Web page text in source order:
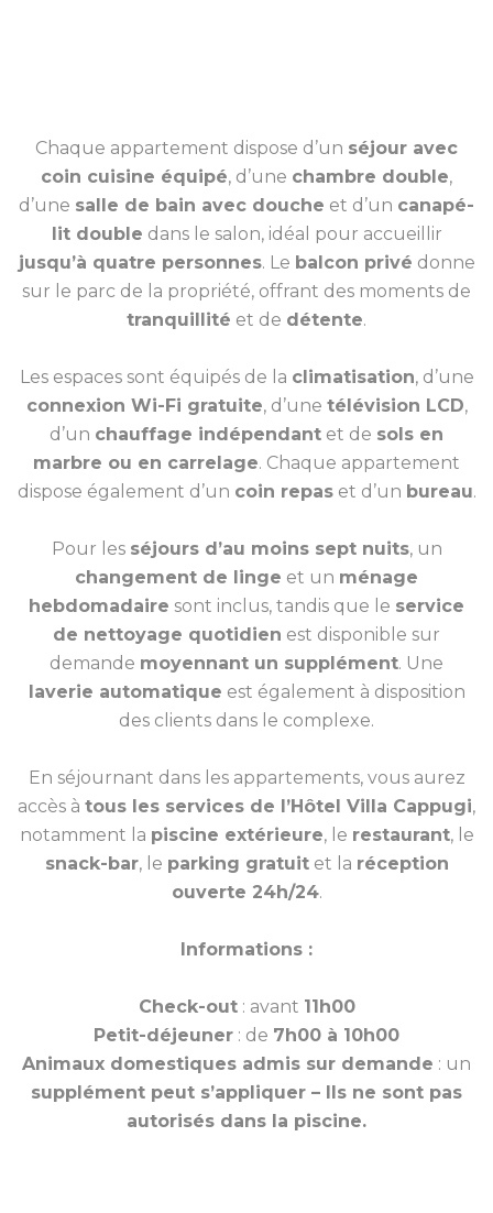
Chaque appartement dispose d’un séjour avec
coin cuisine équipé, d’une chambre double,
d’une salle de bain avec douche et d’un canapé-
lit double dans le salon, idéal pour accueillir
jusqu’à quatre personnes. Le balcon privé donne
sur le parc de la propriété, offrant des moments de
tranquillité et de détente.
Les espaces sont équipés de la climatisation, d’une
connexion Wi-Fi gratuite, d’une télévision LCD,
d’un chauffage indépendant et de sols en
marbre ou en carrelage. Chaque appartement
dispose également d’un coin repaset d’un bureau.
Pour les séjours d’au moins sept nuits, un
changement de linge et un ménage
hebdomadaire sont inclus, tandis que le service
de nettoyage quotidien est disponible sur
demande moyennant un supplément. Une
laverie automatique est également à disposition
des clients dans le complexe.
En séjournant dans les appartements, vous aurez
accès à tous les services de l’Hôtel Villa Cappugi,
notamment la piscine extérieure, le restaurant, le
snack-bar, le parking gratuitet la réception
ouverte 24h/24.
Informations :
Check-out: avant 11h00
Petit-déjeuner : de 7h00 à 10h00
Animaux domestiques admis sur demande : un
supplément peut s’appliquer – Ils ne sont pas
autorisés dans la piscine.